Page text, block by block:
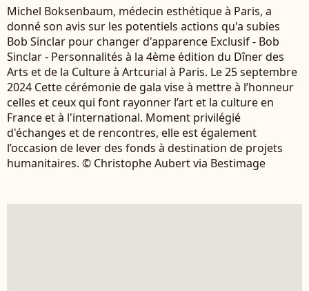
Michel Boksenbaum, médecin esthétique à Paris, a
donné son avis sur les potentiels actions qu'a subies
Bob Sinclar pour changer d'apparence Exclusif - Bob
Sinclar - Personnalités à la 4ème édition du Dîner des
Arts et de la Culture à Artcurial à Paris. Le 25 septembre
2024 Cette cérémonie de gala vise à mettre à l’honneur
celles et ceux qui font rayonner l’art et la culture en
France et à l'international. Moment privilégié
d'échanges et de rencontres, elle est également
l’occasion de lever des fonds à destination de projets
humanitaires. © Christophe Aubert via Bestimage